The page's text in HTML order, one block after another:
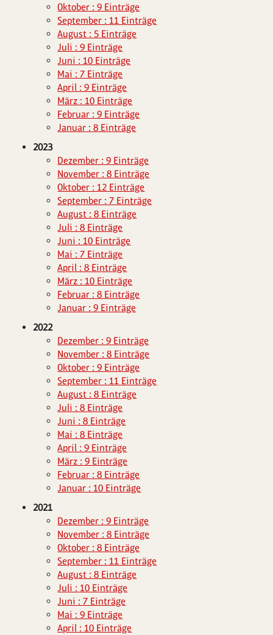
Oktober : 9 Einträge
September : 11 Einträge
August : 5 Einträge
Juli : 9 Einträge
Juni : 10 Einträge
Mai : 7 Einträge
April : 9 Einträge
März : 10 Einträge
Februar : 9 Einträge
Januar : 8 Einträge
2023
Dezember : 9 Einträge
November : 8 Einträge
Oktober : 12 Einträge
September : 7 Einträge
August : 8 Einträge
Juli : 8 Einträge
Juni : 10 Einträge
Mai : 7 Einträge
April : 8 Einträge
März : 10 Einträge
Februar : 8 Einträge
Januar : 9 Einträge
2022
Dezember : 9 Einträge
November : 8 Einträge
Oktober : 9 Einträge
September : 11 Einträge
August : 8 Einträge
Juli : 8 Einträge
Juni : 8 Einträge
Mai : 8 Einträge
April : 9 Einträge
März : 9 Einträge
Februar : 8 Einträge
Januar : 10 Einträge
2021
Dezember : 9 Einträge
November : 8 Einträge
Oktober : 8 Einträge
September : 11 Einträge
August : 8 Einträge
Juli : 10 Einträge
Juni : 7 Einträge
Mai : 9 Einträge
April : 10 Einträge